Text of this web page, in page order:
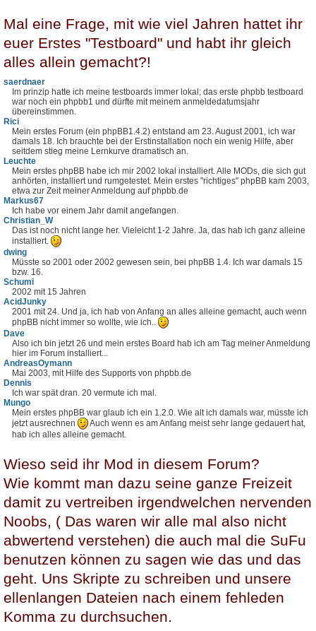
Mal eine Frage, mit wie viel Jahren hattet ihr
euer Erstes "Testboard" und habt ihr gleich
alles allein gemacht?!
saerdnaer
Im prinzip hatte ich meine testboards immer lokal; das erste phpbb testboard
war noch ein phpbb1 und dürfte mit meinem anmeldedatumsjahr
übereinstimmen.
Rici
Mein erstes Forum (ein phpBB1.4.2) entstand am 23. August 2001, ich war
damals 18. Ich brauchte bei der Erstinstallation noch ein wenig Hilfe, aber
seitdem stieg meine Lernkurve dramatisch an.
Leuchte
Mein erstes phpBB habe ich mir 2002 lokal installiert. Alle MODs, die sich gut
anhörten, installiert und rumgetestet. Mein erstes "richtiges" phpBB kam 2003,
etwa zur Zeit meiner Anmeldung auf phpbb.de
Markus67
Ich habe vor einem Jahr damit angefangen.
Christian_W
Das ist noch nicht lange her. Vieleicht 1-2 Jahre. Ja, das hab ich ganz alleine
installiert.
dwing
Müsste so 2001 oder 2002 gewesen sein, bei phpBB 1.4. Ich war damals 15
bzw. 16.
Schumi
2002 mit 15 Jahren
AcidJunky
2001 mit 24. Und ja, ich hab von Anfang an alles alleine gemacht, auch wenn
phpBB nicht immer so wollte, wie ich..
Dave
Also ich bin jetzt 26 und mein erstes Board hab ich am Tag meiner Anmeldung
hier im Forum installiert...
AndreasOymann
Mai 2003, mit Hilfe des Supports von phpbb.de
Dennis
Ich war spät dran. 20 vermute ich mal.
Mungo
Mein erstes phpBB war glaub ich ein 1.2.0. Wie alt ich damals war, müsste ich
jetzt ausrechnen
Auch wenn es am Anfang meist sehr lange gedauert hat,
hab ich alles alleine gemacht.
Wieso seid ihr Mod in diesem Forum?
Wie kommt man dazu seine ganze Freizeit
damit zu vertreiben irgendwelchen nervenden
Noobs, ( Das waren wir alle mal also nicht
abwertend verstehen) die auch mal die SuFu
benutzen können zu sagen wie das und das
geht. Uns Skripte zu schreiben und unsere
ellenlangen Dateien nach einem fehleden
Komma zu durchsuchen.